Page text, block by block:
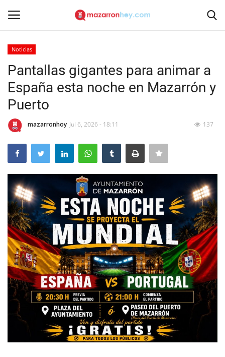
Inicio
Noticias
Entrevistas
Reportajes
Empresas
Mapa de Mazarrón
Vídeos
Galerías
Noticias
Pantallas gigantes para animar a
España esta noche en Mazarrón y
Puerto
mazarronhoy Jul 6, 2026 - 18:11 137